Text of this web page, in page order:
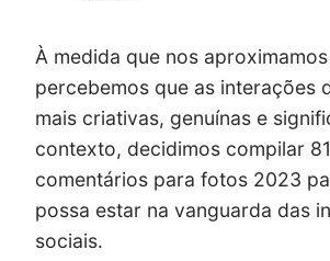
À medida que nos
percebemos que as interações
mais criativas, genuínas e
contexto, decidimos compilar
comentários para fotos 2023
possa estar na vanguarda das
sociais.